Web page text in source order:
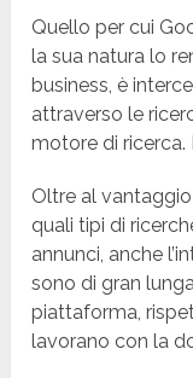
Quello per cui
la sua natura lo
business, è
attraverso le
motore di
Oltre al
quali tipi di
annunci, anche
sono di gran
piattaforma,
lavorano con la